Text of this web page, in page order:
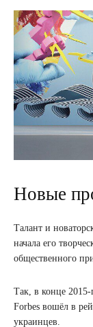
Новые
Талант и
начала его
общественного
Так, в конце 2015-
Forbes вошёл в
украинцев.